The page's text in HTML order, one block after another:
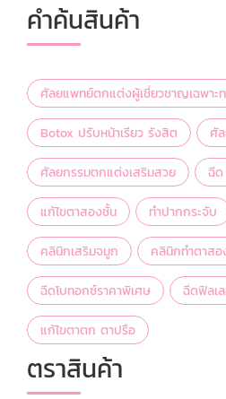
คำค้นสินค้า
ศัลยแพทย์ตกแต่งผู้เชี่ยวชาญเฉพาะ
Botox ปรับหน้าเรียว รังสิต ศั
ศัลยกรรมตกแต่งเสริมสวย ฉี
แก้ไขตาสองชั้น ทำปากกระจับ
คลินิกเสริมจมูก คลินิกทำตาส
ฉีดโบทอกซ์ราคาพิเศษ ฉีดฟิลเ
แก้ไขตาตก ตาปรือ
ตราสินค้า